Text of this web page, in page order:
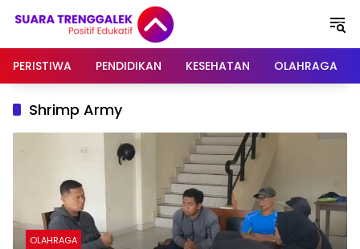
PERISTIWA
PENDIDIKAN KESEHATAN OLAHRAGA
Shrimp Army
OLAHRAGA